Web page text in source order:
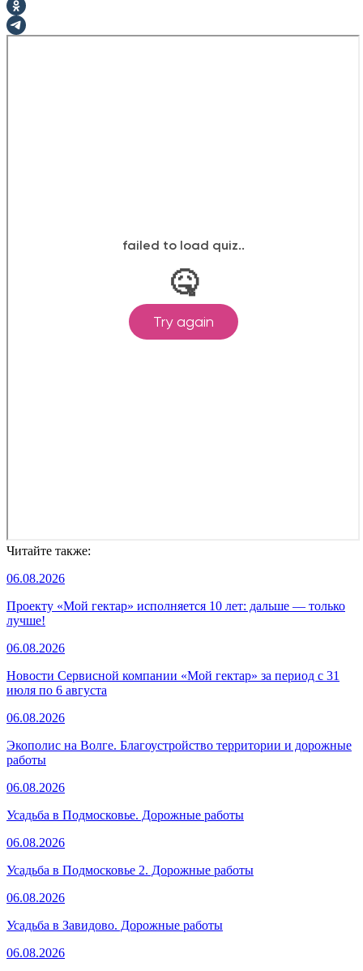
Читайте также:
06.08.2026
Проекту «Мой гектар» исполняется 10 лет: дальше — только
лучше!
06.08.2026
Новости Сервисной компании «Мой гектар» за период с 31
июля по 6 августа
06.08.2026
Экополис на Волге. Благоустройство территории и дорожные
работы
06.08.2026
Усадьба в Подмосковье. Дорожные работы
06.08.2026
Усадьба в Подмосковье 2. Дорожные работы
06.08.2026
Усадьба в Завидово. Дорожные работы
06.08.2026